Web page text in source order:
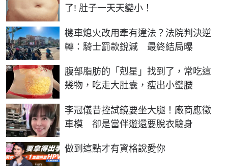
了! 肚子一天天變小！
機車熄火改用牽有違法？法院判決逆
轉：騎士罰款銳減 最終結局曝
腹部脂肪的「剋星」找到了，常吃這
幾物，吃走大肚囊，瘦出小蠻腰
PR
李冠儀昔控試鏡要坐大腿！廠商應徵
車模 卻是當伴遊還要脫衣驗身
做到這點才有資格說愛你
PR